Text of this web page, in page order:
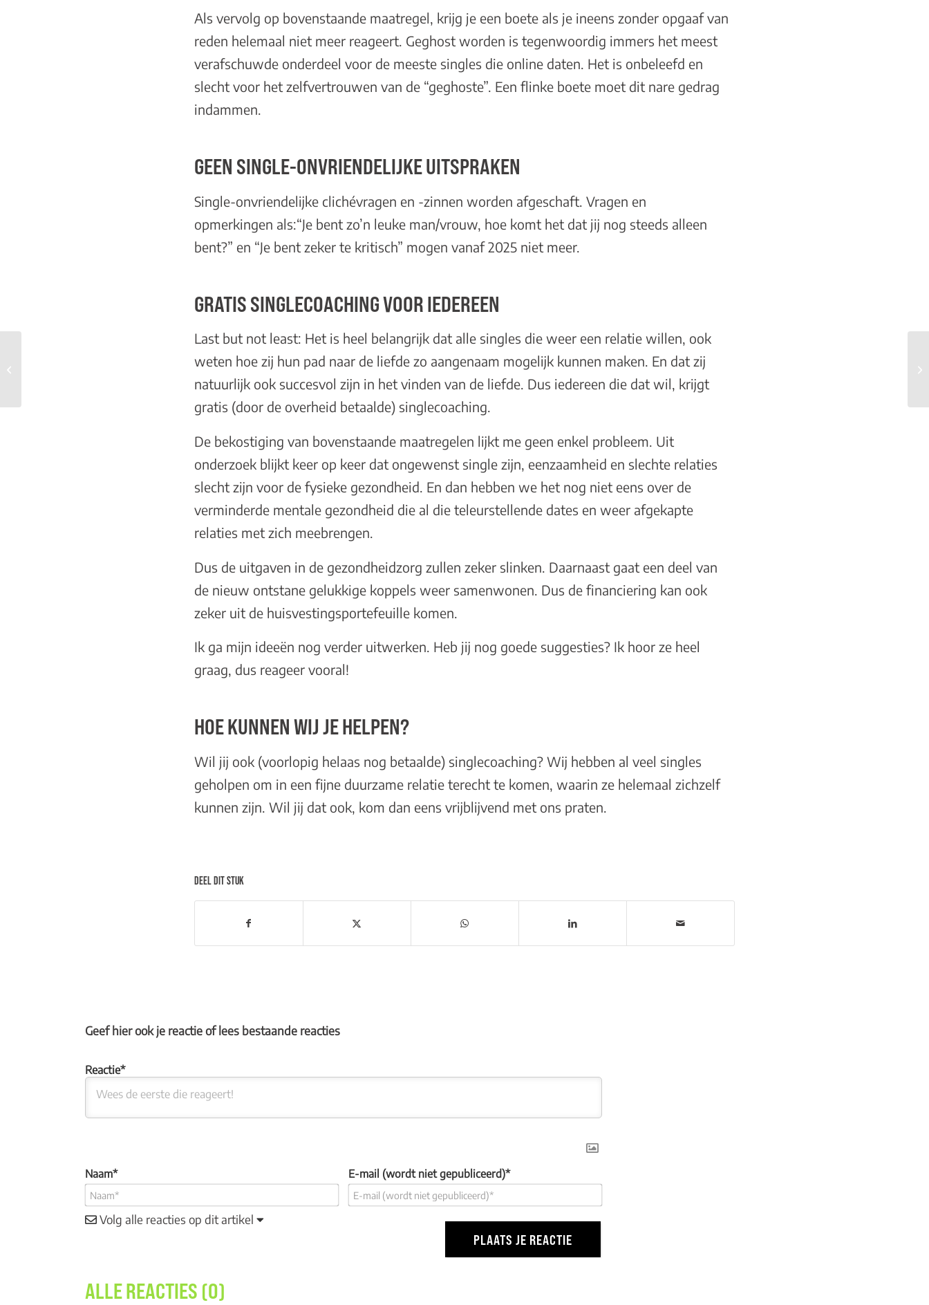
Als vervolg op bovenstaande maatregel, krijg je een boete als je ineens zonder opgaaf van
reden helemaal niet meer reageert. Geghost worden is tegenwoordig immers het meest
verafschuwde onderdeel voor de meeste singles die online daten. Het is onbeleefd en
slecht voor het zelfvertrouwen van de “geghoste”. Een flinke boete moet dit nare gedrag
indammen.
GEEN SINGLE-ONVRIENDELIJKE UITSPRAKEN
Single-onvriendelijke clichévragen en -zinnen worden afgeschaft. Vragen en
opmerkingen als:“Je bent zo’n leuke man/vrouw, hoe komt het dat jij nog steeds alleen
bent?” en “Je bent zeker te kritisch” mogen vanaf 2025 niet meer.
GRATIS SINGLECOACHING VOOR IEDEREEN
Last but not least: Het is heel belangrijk dat alle singles die weer een relatie willen, ook
weten hoe zij hun pad naar de liefde zo aangenaam mogelijk kunnen maken. En dat zij
natuurlijk ook succesvol zijn in het vinden van de liefde. Dus iedereen die dat wil, krijgt
gratis (door de overheid betaalde) singlecoaching.
De bekostiging van bovenstaande maatregelen lijkt me geen enkel probleem. Uit
onderzoek blijkt keer op keer dat ongewenst single zijn, eenzaamheid en slechte relaties
slecht zijn voor de fysieke gezondheid. En dan hebben we het nog niet eens over de
verminderde mentale gezondheid die al die teleurstellende dates en weer afgekapte
relaties met zich meebrengen.
Dus de uitgaven in de gezondheidzorg zullen zeker slinken. Daarnaast gaat een deel van
de nieuw ontstane gelukkige koppels weer samenwonen. Dus de financiering kan ook
zeker uit de huisvestingsportefeuille komen.
Ik ga mijn ideeën nog verder uitwerken. Heb jij nog goede suggesties? Ik hoor ze heel
graag, dus reageer vooral!
HOE KUNNEN WIJ JE HELPEN?
Wil jij ook (voorlopig helaas nog betaalde) singlecoaching? Wij hebben al veel singles
geholpen om in een fijne duurzame relatie terecht te komen, waarin ze helemaal zichzelf
kunnen zijn. Wil jij dat ook, kom dan eens vrijblijvend met ons praten
DEEL DIT STUK
Geef hier ook je reactie of lees bestaande reacties
Naam* E-mail (wordt niet gepubliceerd)*
Volg alle reacties op dit artikel
ALLE REACTIES (0)